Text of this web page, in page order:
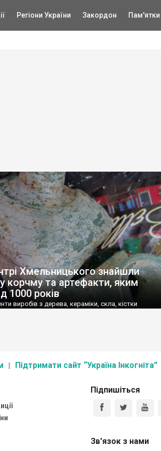
Регіони України Закордон Пам'ятки
Хмельницького знайшли
корчму та артефакти, яким
1000 років
виробів з дерева, кераміки, скла, кістки
собору Різдва Пресвятої Богородиці. У
котловані було виявлено кілька об’єктів, […]
Підтримати сайт “Україна Інкогніта”
Підпишіться
Зв'язок з нами